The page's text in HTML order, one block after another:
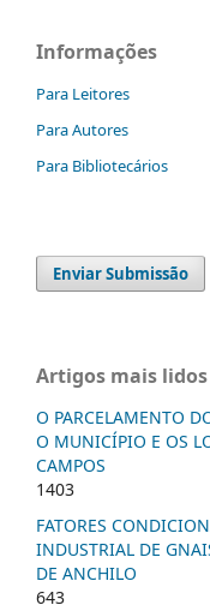
Informações
Para Leitores
Para Autores
Para Bibliotecários
Enviar Submissão
Artigos mais
O PARCELAMENTO
O MUNICÍPIO E OS
CAMPOS
1403
FATORES
INDUSTRIAL DE
DE ANCHILO
643